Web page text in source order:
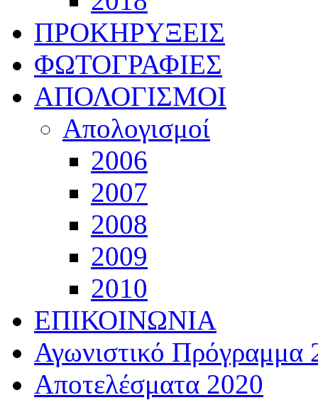
ΠΡΟΚΗΡΥΞΕΙΣ
ΦΩΤΟΓΡΑΦΙΕΣ
ΑΠΟΛΟΓΙΣΜΟΙ
Απολογισμοί
2006
2007
2008
2009
2010
ΕΠΙΚΟΙΝΩΝΙΑ
Αγωνιστικό Πρόγραμμα
Αποτελέσματα 2020